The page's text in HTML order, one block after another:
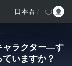
日本语 /
Zenless Zone Zero：各属性の最強キャラクター—すべてがメタ、あなたはいくつ持っていますか？
ャラクター—す
いますか？